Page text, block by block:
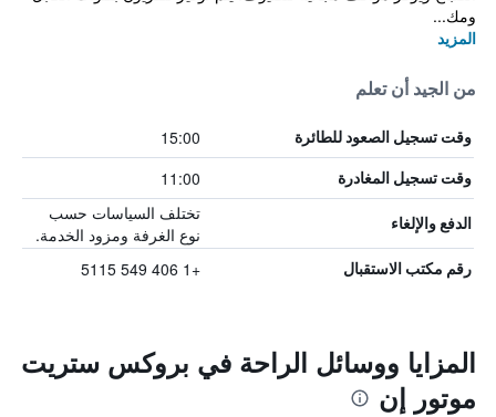
ومك...
المزيد
من الجيد أن تعلم
وقت تسجيل الصعود للطائرة 15:00
وقت تسجيل المغادرة 11:00
الدفع والإلغاء
تختلف السياسات حسب
نوع الغرفة ومزود الخدمة.
رقم مكتب الاستقبال +1 406 549 5115
المزايا ووسائل الراحة في بروكس ستريت
موتور إن